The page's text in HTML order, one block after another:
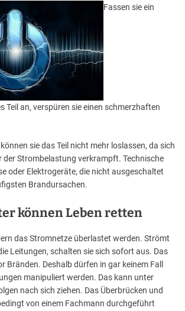
Fassen sie ein
Teil an, verspüren sie einen schmerzhaften
sie das Teil nicht mehr loslassen, da sich
der Strombelastung verkrampft. Technische
oder Elektrogeräte, die nicht ausgeschaltet
Brandursachen.
können Leben retten
das Stromnetze überlastet werden. Strömt
Leitungen, schalten sie sich sofort aus. Das
Bränden. Deshalb dürfen in gar keinem Fall
manipuliert werden. Das kann unter
nach sich ziehen. Das Überbrücken und
von einem Fachmann durchgeführt